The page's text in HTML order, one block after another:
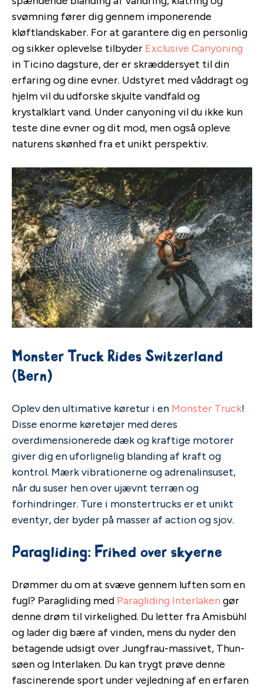
svømning fører dig gennem imponerende
kløftlandskaber. For at garantere dig en personlig
og sikker oplevelse tilbyder Exclusive Canyoning
in Ticino dagsture, der er skræddersyet til din
erfaring og dine evner. Udstyret med våddragt og
hjelm vil du udforske skjulte vandfald og
krystalklart vand. Under canyoning vil du ikke kun
teste dine evner og dit mod, men også opleve
naturens skønhed fra et unikt perspektiv.
Monster Truck Rides Switzerland
(Bern)
Oplev den ultimative køretur i en Monster Truck!
Disse enorme køretøjer med deres
overdimensionerede dæk og kraftige motorer
giver dig en uforlignelig blanding af kraft og
kontrol. Mærk vibrationerne og adrenalinsuset,
når du suser hen over ujævnt terræn og
forhindringer. Ture i monstertrucks er et unikt
eventyr, der byder på masser af action og sjov.
Paragliding: Frihed over skyerne
Drømmer du om at svæve gennem luften som en
fugl? Paragliding med Paragliding Interlaken gør
denne drøm til virkelighed. Du letter fra Amisbühl
og lader dig bære af vinden, mens du nyder den
betagende udsigt over Jungfrau-massivet, Thun-
søen og Interlaken. Du kan trygt prøve denne
fascinerende sport under vejledning af en erfaren